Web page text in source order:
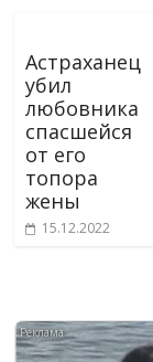
Астраханец
убил
любовника
спасшейся
от его
топора
жены
15.12.2022